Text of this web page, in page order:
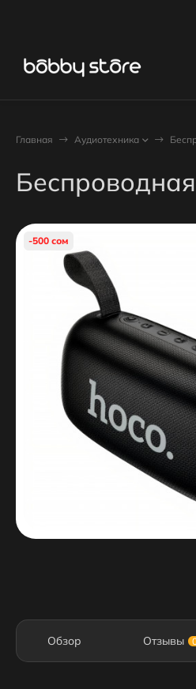
Главная Аудиотехника
-500 сом
Обзор Отзывы